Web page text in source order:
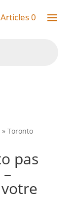
Articles 0
» Toronto
pas